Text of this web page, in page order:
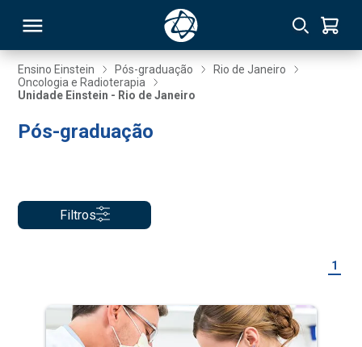
Ensino Einstein Pós-graduação
Rio de Janeiro
Oncologia e Radioterapia
Unidade Einstein - Rio de Janeiro
Pós-graduação
Filtros
1